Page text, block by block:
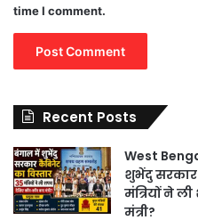
time I comment.
Recent Posts
West
शुभेंदु सरकार
मंत्रियों ने
मंत्री?